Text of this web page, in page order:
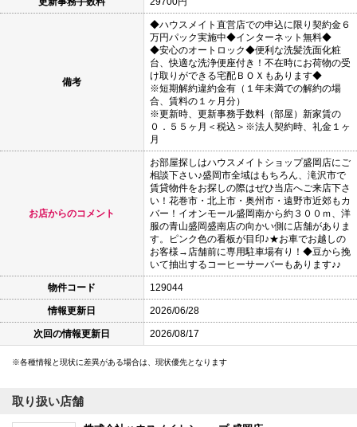
備考
◆ハウスメイト直営店での申込に限り契約金６
万円パック実施中◆インターネット無料◆
◆安心のオートロック◆便利な洗髪洗面化粧
台、快適な洗浄便座付き！不在時にお荷物の受
け取りができる宅配ＢＯＸもあります◆
※短期解約違約金有（１年未満での解約の場
合、賃料の１ヶ月分）
※更新時、更新事務手数料（部屋）新家賃の
０．５５ヶ月＜税込＞※法人契約時、礼金１ヶ
月
お店からのコメント
お部屋探しはハウスメイトショップ盛岡店にご
相談下さい♪盛岡市全域はもちろん、滝沢市で
賃貸物件をお探しの際はぜひ当店へご来店下さ
い！花巻市・北上市・奥州市・遠野市近郊もカ
バー！イオンモール盛岡南から約３００ｍ、洋
服の青山盛岡盛南店の向かい側に店舗がありま
す。ピンク色の看板が目印♪★お車でお越しの
お客様→店舗前に専用駐車場有り！◆豆から挽
いて抽出するコーヒーサーバーもあります♪♪
物件コード 129044
情報更新日 2026/06/28
次回の情報更新日 2026/08/17
各種情報と現状に差異がある場合は、現状優先となります
取り扱い店舗